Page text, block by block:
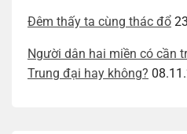
Đêm thấy ta cùng thác đổ
Người dân hai miền có cần
Trung đại hay không?